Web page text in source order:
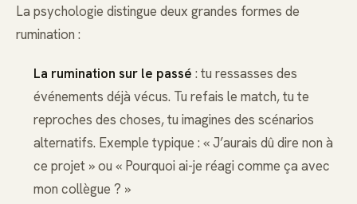
La psychologie distingue deux grandes formes de
rumination :
La rumination sur le passé : tu ressasses des
événements déjà vécus. Tu refais le match, tu te
reproches des choses, tu imagines des scénarios
alternatifs. Exemple typique : « J’aurais dû dire non à
ce projet » ou « Pourquoi ai-je réagi comme ça avec
mon collègue ? »